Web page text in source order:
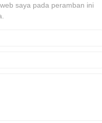
saya pada peramban ini